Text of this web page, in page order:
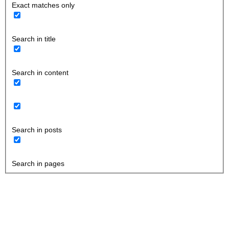
Exact matches only
Search in title
Search in content
Search in posts
Search in pages